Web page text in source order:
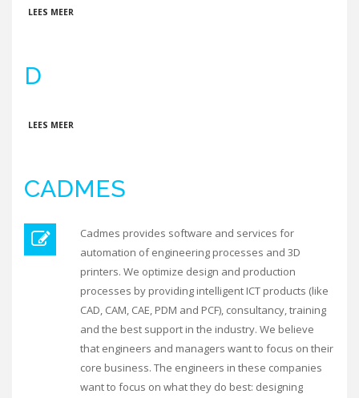
LEES MEER
D
LEES MEER
CADMES
Cadmes provides software and services for
automation of engineering processes and 3D
printers. We optimize design and production
processes by providing intelligent ICT products (like
CAD, CAM, CAE, PDM and PCF), consultancy, training
and the best support in the industry. We believe
that engineers and managers want to focus on their
core business. The engineers in these companies
want to focus on what they do best: designing